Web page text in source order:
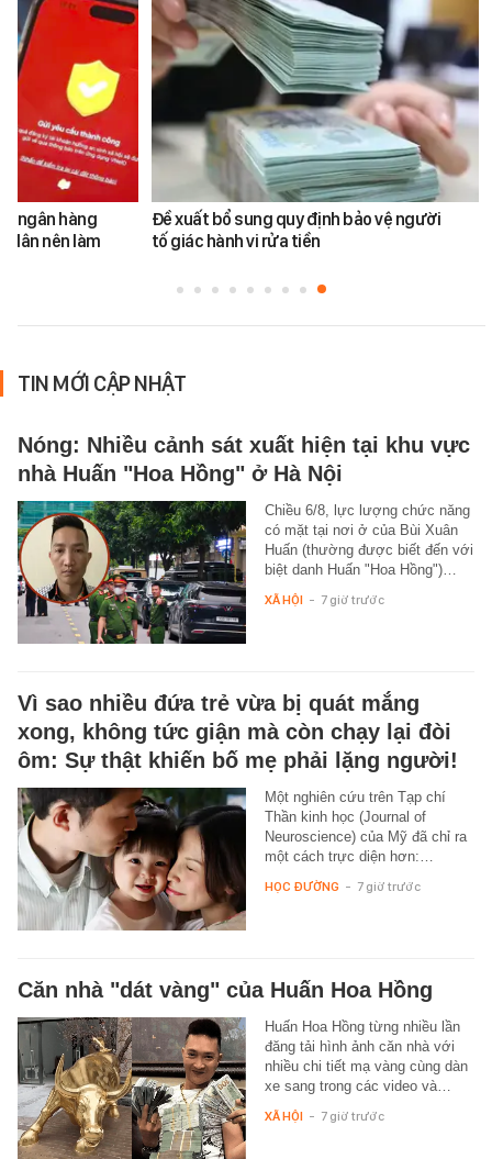
ngân hàng
dân nên làm
Đề xuất bổ sung quy định bảo vệ người
tố giác hành vi rửa tiền
TIN MỚI CẬP NHẬT
Nóng: Nhiều cảnh sát xuất hiện tại khu vực
nhà Huấn "Hoa Hồng" ở Hà Nội
Chiều 6/8, lực lượng chức năng
có mặt tại nơi ở của Bùi Xuân
Huấn (thường được biết đến với
biệt danh Huấn "Hoa Hồng")…
XÃ HỘI - 7 giờ trước
Vì sao nhiều đứa trẻ vừa bị quát mắng
xong, không tức giận mà còn chạy lại đòi
ôm: Sự thật khiến bố mẹ phải lặng người!
Một nghiên cứu trên Tạp chí
Thần kinh học (Journal of
Neuroscience) của Mỹ đã chỉ ra
một cách trực diện hơn:…
HỌC ĐƯỜNG - 7 giờ trước
Căn nhà "dát vàng" của Huấn Hoa Hồng
Huấn Hoa Hồng từng nhiều lần
đăng tải hình ảnh căn nhà với
nhiều chi tiết mạ vàng cùng dàn
xe sang trong các video và…
XÃ HỘI - 7 giờ trước